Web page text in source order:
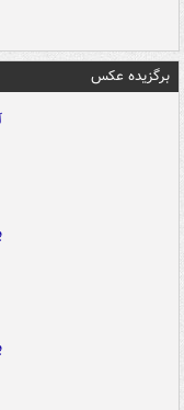
برگزیده عکس